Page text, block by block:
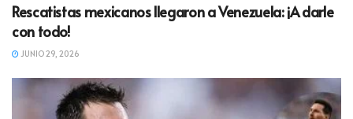
Rescatistas mexicanos llegaron a Venezuela: ¡A darle
con todo!
JUNIO 29, 2026